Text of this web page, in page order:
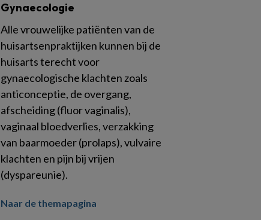
Gynaecologie
Alle vrouwelijke patiënten van de
huisartsenpraktijken kunnen bij de
huisarts terecht voor
gynaecologische klachten zoals
anticonceptie, de overgang,
afscheiding (fluor vaginalis),
vaginaal bloedverlies, verzakking
van baarmoeder (prolaps), vulvaire
klachten en pijn bij vrijen
(dyspareunie).
Naar de themapagina